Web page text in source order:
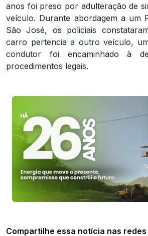
anos foi preso por adulteração de
veículo. Durante abordagem a um
São José, os policiais
carro pertencia a outro veículo,
condutor foi encaminhado à
procedimentos legais.
Compartilhe essa notícia nas